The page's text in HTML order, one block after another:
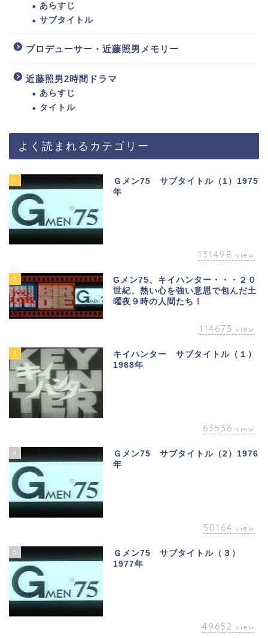
あらすじ
サブタイトル
プロデューサー・近藤照男メモリー
近藤照男2時間ドラマ
あらすじ
タイトル
よく読まれるカテゴリー
1
Ｇメン75 サブタイトル（1）1975
年
131498 view
2
Gメン75、キイハンター・・・２０
世紀、熱い心を強い意思で包んだ土
曜夜９時の人間たち！
114673 view
3
キイハンター サブタイトル（１）
1968年
63536 view
4
Ｇメン75 サブタイトル（2）1976
年
50164 view
5
Ｇメン75 サブタイトル（３）
1977年
49652 view